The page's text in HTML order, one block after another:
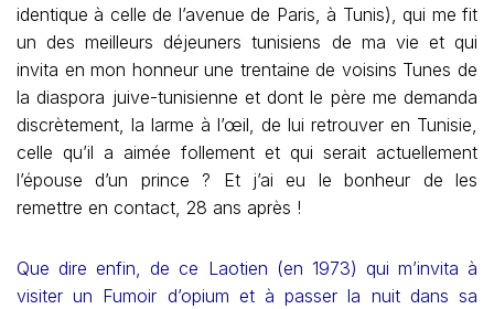
identique à celle de l’avenue de Paris, à Tunis), qui me fit
un des meilleurs déjeuners tunisiens de ma vie et qui
invita en mon honneur une trentaine de voisins Tunes de
la diaspora juive-tunisienne et dont le père me demanda
discrètement, la larme à l’œil, de lui retrouver en Tunisie,
celle qu’il a aimée follement et qui serait actuellement
l’épouse d’un prince ? Et j’ai eu le bonheur de les
remettre en contact, 28 ans après !
Que dire enfin, de ce Laotien (en 1973) qui m’invita à
visiter un Fumoir d’opium et à passer la nuit dans sa